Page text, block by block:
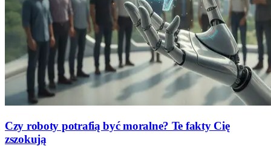
Czy roboty potrafią być moralne? Te fakty Cię
zszokują